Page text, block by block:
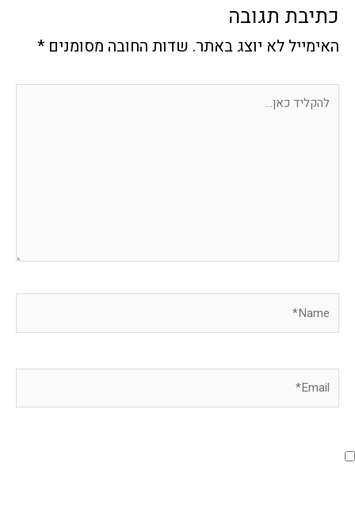
כתיבת תגובה
האימייל לא יוצג באתר. שדות החובה מסומנים *
להקליד
Name*
Email*